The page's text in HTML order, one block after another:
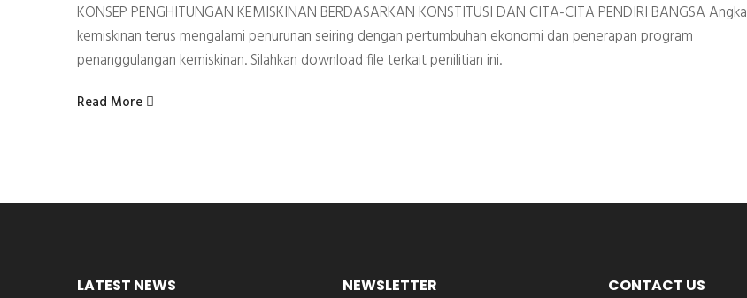
KONSEP PENGHITUNGAN KEMISKINAN BERDASARKAN KONSTITUSI DAN CITA-CITA PENDIRI BANGSA Angka
kemiskinan terus mengalami penurunan seiring dengan pertumbuhan ekonomi dan penerapan program
penanggulangan kemiskinan. Silahkan download file terkait penilitian ini.
Read More
LATEST NEWS NEWSLETTER CONTACT US